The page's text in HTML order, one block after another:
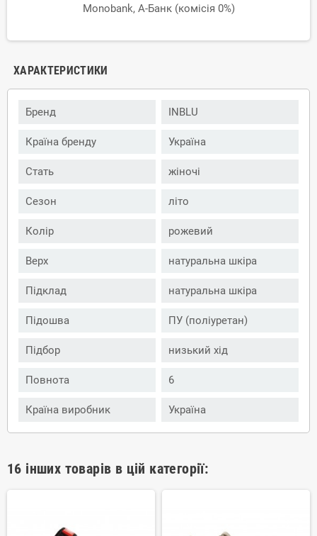
Monobank, А-Банк (комісія 0%)
ХАРАКТЕРИСТИКИ
Бренд INBLU
Країна бренду Україна
Стать жіночі
Сезон літо
Колір рожевий
Верх натуральна шкіра
Підклад натуральна шкіра
Підошва ПУ (поліуретан)
Підбор низький хід
Повнота 6
Країна виробник Україна
16 інших товарів в цій категорії: